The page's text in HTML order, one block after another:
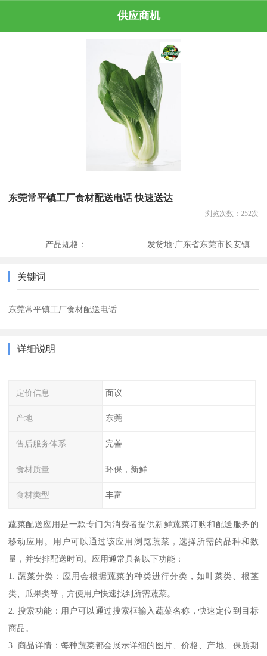
供应商机
东莞常平镇工厂食材配送电话 快速送达
浏览次数： 252次
产品规格： 发货地:广东省东莞市长安镇
关键词
东莞常平镇工厂食材配送电话
详细说明
定价信息 面议
产地 东莞
售后服务体系 完善
食材质量 环保，新鲜
食材类型 丰富
蔬菜配送应用是一款专门为消费者提供新鲜蔬菜订购和配送服务的
移动应用。用户可以通过该应用浏览蔬菜，选择所需的品种和数
量，并安排配送时间。应用通常具备以下功能：
1. 蔬菜分类：应用会根据蔬菜的种类进行分类，如叶菜类、根茎
类、瓜果类等，方便用户快速找到所需蔬菜。
2. 搜索功能：用户可以通过搜索框输入蔬菜名称，快速定位到目标
商品。
3. 商品详情：每种蔬菜都会展示详细的图片、价格、产地、保质期